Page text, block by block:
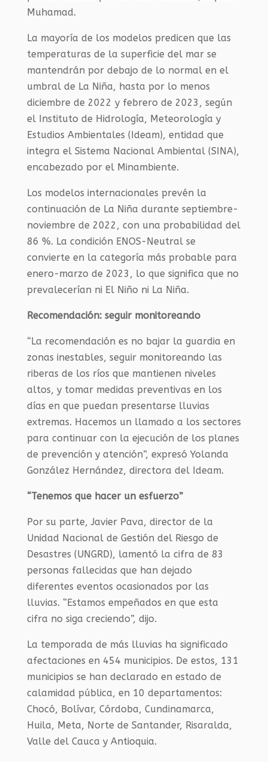
Muhamad.
La mayoría de los modelos predicen que las
temperaturas de la superficie del mar se
mantendrán por debajo de lo normal en el
umbral de La Niña, hasta por lo menos
diciembre de 2022 y febrero de 2023, según
el Instituto de Hidrología, Meteorología y
Estudios Ambientales (Ideam), entidad que
integra el Sistema Nacional Ambiental (SINA),
encabezado por el Minambiente.
Los modelos internacionales prevén la
continuación de La Niña durante septiembre-
noviembre de 2022, con una probabilidad del
86 %. La condición ENOS-Neutral se
convierte en la categoría más probable para
enero-marzo de 2023, lo que significa que no
prevalecerían ni El Niño ni La Niña.
Recomendación: seguir monitoreando
“La recomendación es no bajar la guardia en
zonas inestables, seguir monitoreando las
riberas de los ríos que mantienen niveles
altos, y tomar medidas preventivas en los
días en que puedan presentarse lluvias
extremas. Hacemos un llamado a los sectores
para continuar con la ejecución de los planes
de prevención y atención”, expresó Yolanda
González Hernández, directora del Ideam.
“Tenemos que hacer un esfuerzo”
Por su parte, Javier Pava, director de la
Unidad Nacional de Gestión del Riesgo de
Desastres (UNGRD), lamentó la cifra de 83
personas fallecidas que han dejado
diferentes eventos ocasionados por las
lluvias. “Estamos empeñados en que esta
cifra no siga creciendo”, dijo.
La temporada de más lluvias ha significado
afectaciones en 454 municipios. De estos, 131
municipios se han declarado en estado de
calamidad pública, en 10 departamentos:
Chocó, Bolívar, Córdoba, Cundinamarca,
Huila, Meta, Norte de Santander, Risaralda,
Valle del Cauca y Antioquia.